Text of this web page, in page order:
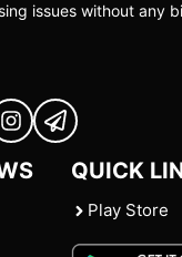
issues without any
QUICK
Play Store